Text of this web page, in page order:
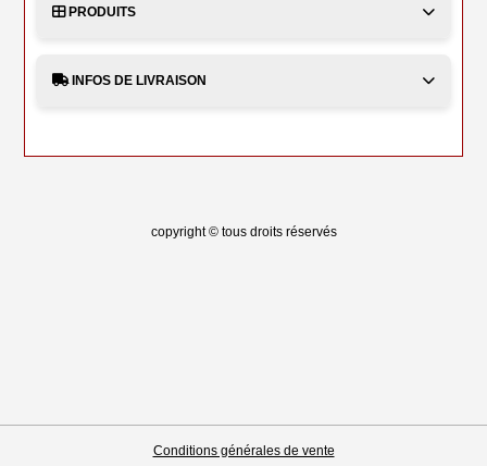
PRODUITS
INFOS DE LIVRAISON
copyright © tous droits réservés
Conditions générales de vente